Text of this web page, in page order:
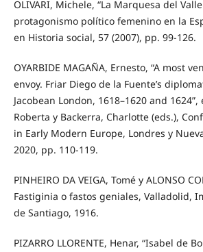
OLIVARI, Michele, “La Marquesa del
protagonismo político femenino en la
en Historia social, 57 (2007), pp. 99-126.
OYARBIDE MAGAÑA, Ernesto, “A most
envoy. Friar Diego de la Fuente’s
Jacobean London, 1618–1620 and
Roberta y Backerra, Charlotte (eds.),
in Early Modern Europe, Londres y
2020, pp. 110-119.
PINHEIRO DA VEIGA, Tomé y ALONSO
Fastiginia o fastos geniales, Valladolid,
de Santiago, 1916.
PIZARRO LLORENTE, Henar, “Isabel de